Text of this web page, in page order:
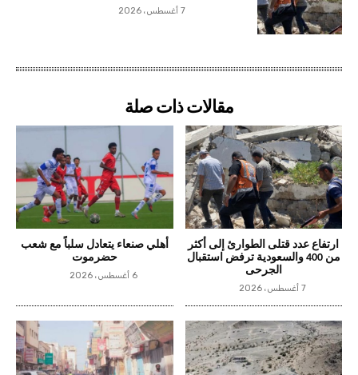
7 أغسطس، 2026
مقالات ذات صلة
ارتفاع عدد قتلى الطوارئ إلى أكثر
من 400 والسعودية ترفض استقبال
الجرحى
7 أغسطس، 2026
أهلي صنعاء يتعادل سلباً مع شعب
حضرموت
6 أغسطس، 2026